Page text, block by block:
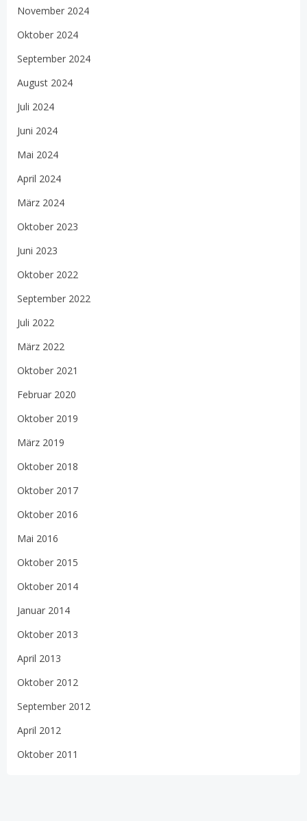
November 2024
Oktober 2024
September 2024
August 2024
Juli 2024
Juni 2024
Mai 2024
April 2024
März 2024
Oktober 2023
Juni 2023
Oktober 2022
September 2022
Juli 2022
März 2022
Oktober 2021
Februar 2020
Oktober 2019
März 2019
Oktober 2018
Oktober 2017
Oktober 2016
Mai 2016
Oktober 2015
Oktober 2014
Januar 2014
Oktober 2013
April 2013
Oktober 2012
September 2012
April 2012
Oktober 2011